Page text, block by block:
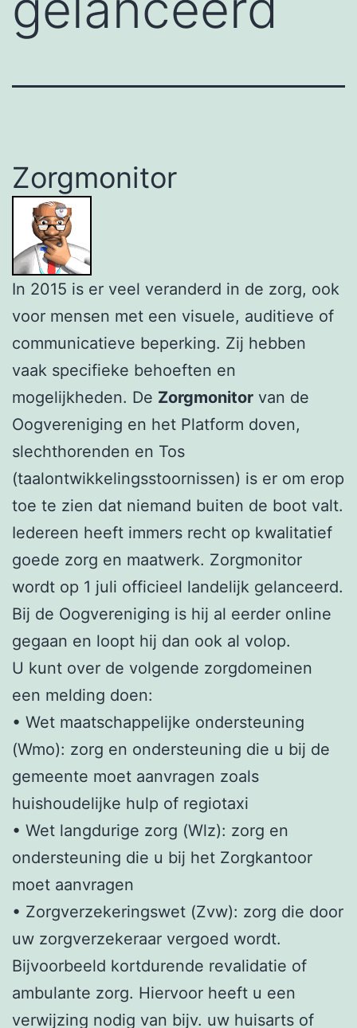
Zorgmonitor
In 2015 is er veel veranderd in de zorg, ook
voor mensen met een visuele, auditieve of
communicatieve beperking. Zij hebben
vaak specifieke behoeften en
mogelijkheden. De Zorgmonitor van de
Oogvereniging en het Platform doven,
slechthorenden en Tos
(taalontwikkelingsstoornissen) is er om erop
toe te zien dat niemand buiten de boot valt.
Iedereen heeft immers recht op kwalitatief
goede zorg en maatwerk. Zorgmonitor
wordt op 1 juli officieel landelijk gelanceerd.
Bij de Oogvereniging is hij al eerder online
gegaan en loopt hij dan ook al volop.
U kunt over de volgende zorgdomeinen
een melding doen:
• Wet maatschappelijke ondersteuning
(Wmo): zorg en ondersteuning die u bij de
gemeente moet aanvragen zoals
huishoudelijke hulp of regiotaxi
• Wet langdurige zorg (Wlz): zorg en
ondersteuning die u bij het Zorgkantoor
moet aanvragen
• Zorgverzekeringswet (Zvw): zorg die door
uw zorgverzekeraar vergoed wordt.
Bijvoorbeeld kortdurende revalidatie of
ambulante zorg. Hiervoor heeft u een
verwijzing nodig van bijv. uw huisarts of